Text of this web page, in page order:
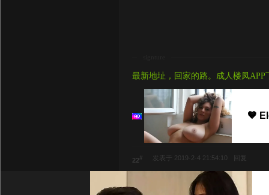
最新地址，回家的路。成人楼凤APP
🧡
22# 发表于 2019-2-4 21:54:10 回复